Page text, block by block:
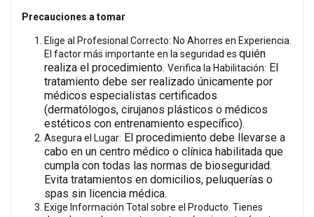
Precauciones a tomar
Elige al Profesional Correcto: No Ahorres en Experiencia.
El factor más importante en la seguridad es quién
realiza el procedimiento. Verifica la Habilitación: El
tratamiento debe ser realizado únicamente por
médicos especialistas certificados
(dermatólogos, cirujanos plásticos o médicos
estéticos con entrenamiento específico).
Asegura el Lugar: El procedimiento debe llevarse a
cabo en un centro médico o clínica habilitada que
cumpla con todas las normas de bioseguridad.
Evita tratamientos en domicilios, peluquerías o
spas sin licencia médica.
Exige Información Total sobre el Producto. Tienes